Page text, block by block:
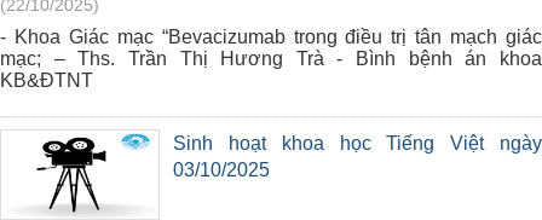
(22/10/2025)
- Khoa Giác mạc “Bevacizumab trong điều trị tân mạch giác
mạc; – Ths. Trần Thị Hương Trà - Bình bệnh án khoa
KB&ĐTNT
Sinh hoạt khoa học Tiếng Việt ngày
03/10/2025